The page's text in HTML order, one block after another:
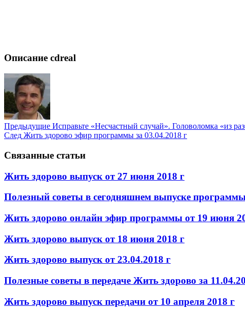
Описание cdreal
Предыдущие Исправьте «Несчастный случай». Головоломка «из
След Жить здорово эфир программы за 03.04.2018 г
Связанные статьи
Жить здорово выпуск от 27 июня 2018 г
Полезный советы в сегодняшнем выпуске
Жить здорово онлайн эфир программы от 19 июня
Жить здорово выпуск от 18 июня 2018 г
Жить здорово выпуск от 23.04.2018 г
Полезные советы в передаче Жить здорово за
Жить здорово выпуск передачи от 10 апреля 2018 г